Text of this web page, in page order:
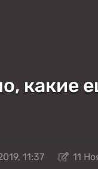
какие
11:37 11